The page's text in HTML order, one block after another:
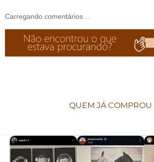
Carregando comentários ...
QUEM JÁ COMPROU